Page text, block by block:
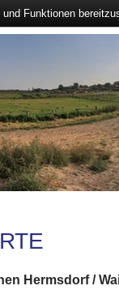
Hermsdorf /
Funktionen